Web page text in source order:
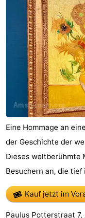
Medizin
Adressen
Region
Watteninseln
Schiermonnikoog
Ameland
-
Vlieland
Nordholland
-
Natur
-
Eine Hommage an
der Geschichte der
Dieses weltberühmte
Besuchern an, die tief
Kauf jetzt im
Paulus Potterstraat 7,